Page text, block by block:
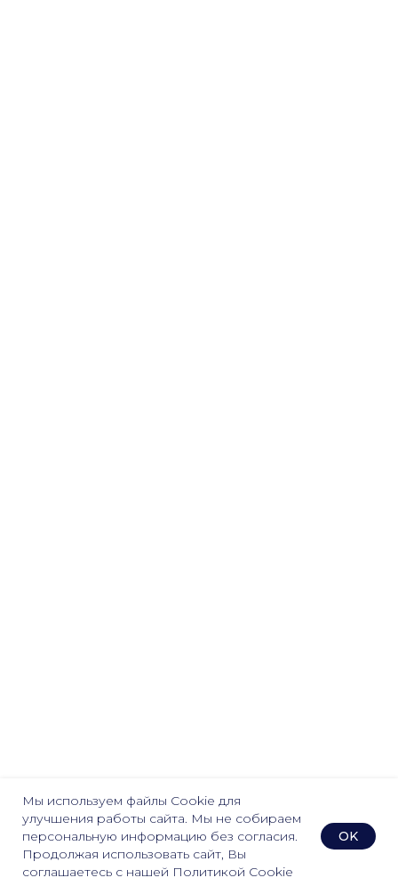
Мы используем файлы Cookie для
улучшения работы сайта. Мы не собираем
персональную информацию без согласия.
Продолжая использовать сайт, Вы
соглашаетесь с нашей Политикой Cookie
OK